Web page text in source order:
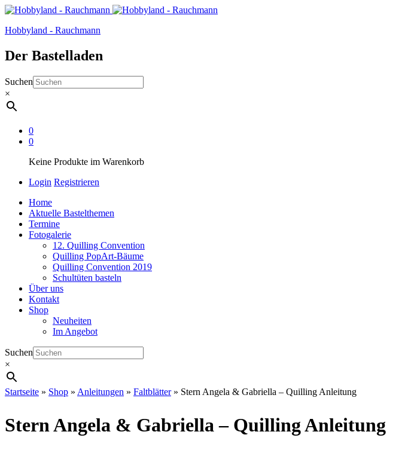
Hobbyland - Rauchmann
Der Bastelladen
Suchen
×
0
0
Keine Produkte im Warenkorb
Login Registrieren
Home
Aktuelle Bastelthemen
Termine
Fotogalerie
12. Quilling Convention
Quilling PopArt-Bäume
Quilling Convention 2019
Schultüten basteln
Über uns
Kontakt
Shop
Neuheiten
Im Angebot
Suchen
×
Startseite » Shop » Anleitungen » Faltblätter» Stern Angela & Gabriella – Quilling Anleitung
Stern Angela & Gabriella – Quilling Anleitung